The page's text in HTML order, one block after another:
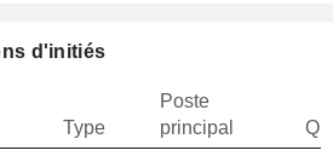
d'initiés
Type
Poste
principal